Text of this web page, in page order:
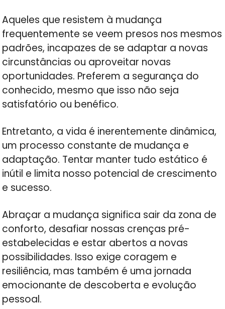
Aqueles que resistem à mudança
frequentemente se veem presos nos mesmos
padrões, incapazes de se adaptar a novas
circunstâncias ou aproveitar novas
oportunidades. Preferem a segurança do
conhecido, mesmo que isso não seja
satisfatório ou benéfico.
Entretanto, a vida é inerentemente dinâmica,
um processo constante de mudança e
adaptação. Tentar manter tudo estático é
inútil e limita nosso potencial de crescimento
e sucesso.
Abraçar a mudança significa sair da zona de
conforto, desafiar nossas crenças pré-
estabelecidas e estar abertos a novas
possibilidades. Isso exige coragem e
resiliência, mas também é uma jornada
emocionante de descoberta e evolução
pessoal.